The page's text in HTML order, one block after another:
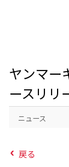
ヤンマー
ースリリ
ニュース
戻る